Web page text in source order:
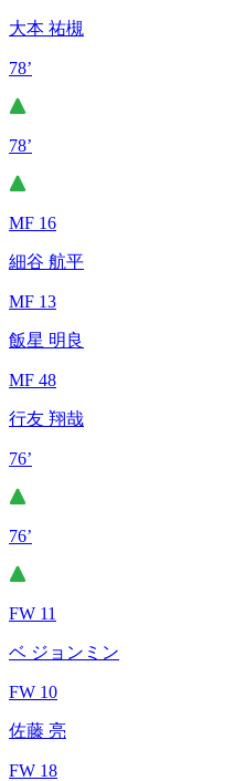
大本 祐槻
78’
78’
MF 16
細谷 航平
MF 13
飯星 明良
MF 48
行友 翔哉
76’
76’
FW 11
ベ ジョンミン
FW 10
佐藤 亮
FW 18